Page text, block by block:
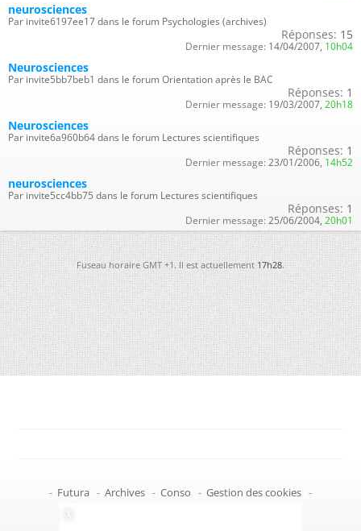
neurosciences
Par invite6197ee17 dans le forum Psychologies (archives)
Réponses: 15
Dernier message: 14/04/2007, 10h04
Neurosciences
Par invite5bb7beb1 dans le forum Orientation après le BAC
Réponses: 1
Dernier message: 19/03/2007, 20h18
Neurosciences
Par invite6a960b64 dans le forum Lectures scientifiques
Réponses: 1
Dernier message: 23/01/2006, 14h52
neurosciences
Par invite5cc4bb75 dans le forum Lectures scientifiques
Réponses: 1
Dernier message: 25/06/2004, 20h01
Fuseau horaire GMT +1. Il est actuellement17h28.
- Futura - Archives - Conso - Gestion des cookies -